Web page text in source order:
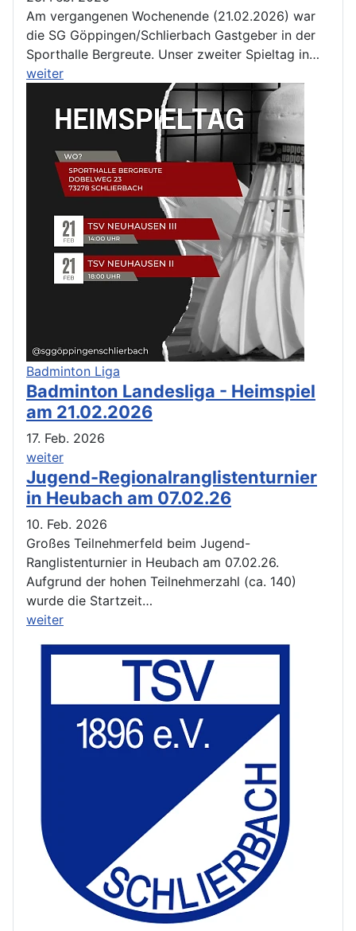
Am vergangenen Wochenende (21.02.2026) war
die SG Göppingen/Schlierbach Gastgeber in der
Sporthalle Bergreute. Unser zweiter Spieltag in…
weiter
Badminton Liga
Badminton Landesliga - Heimspiel
am 21.02.2026
17. Feb. 2026
weiter
Jugend-Regionalranglistenturnier
in Heubach am 07.02.26
10. Feb. 2026
Großes Teilnehmerfeld beim Jugend-
Ranglistenturnier in Heubach am 07.02.26.
Aufgrund der hohen Teilnehmerzahl (ca. 140)
wurde die Startzeit…
weiter